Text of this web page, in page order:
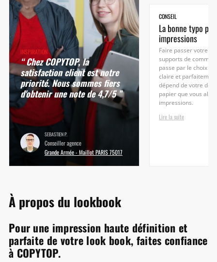
INSPIRATION
“ Chez COPYTOP, la
satisfaction client est notre
priorité. Nous sommes fiers
d'obtenir une note de 4,7/5 ”
SEBASTIEN P.
Conseiller agence
Grande Armée - Maillot PARIS 75017
CONSEIL
La bonne typo
impressions
Faire passer votre
supports de
passe par le choix
claire et
dépend de votre
papier que vous
impressions.
Lire la suite
À propos du lookbook
Pour une impression haute définition et
parfaite de votre look book, faites confiance
à COPYTOP.